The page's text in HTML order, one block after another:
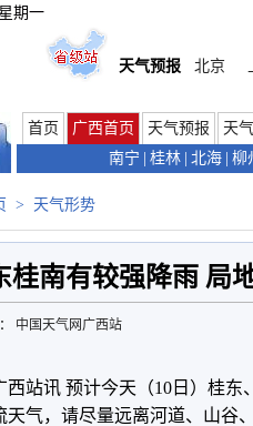
星期一
天气预报 北京
首页 广西首页 天气预报
天
南宁
桂林 北海 柳
> 天气形势
桂南有较强降雨 局
中国天气网广西站
西站讯 预计今天（10日）桂
天气，请尽量远离河道、山谷